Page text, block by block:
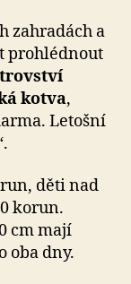
zahradách a
prohlédnout
kotva,
Letošní
děti nad
korun.
cm mají
oba dny.